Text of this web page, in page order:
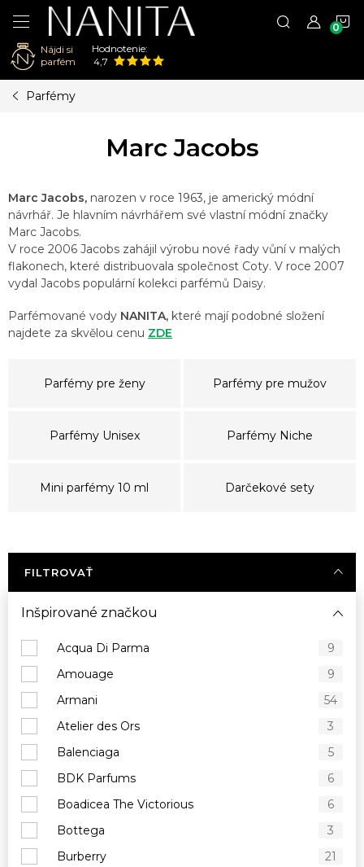
Nájdi si
parfém
Hodnotenie:
4,7
Parfémy
Marc Jacobs
Marc Jacobs, narozen v roce 1963, je americký módní
návrhář. Je hlavním návrhářem své vlastní módní značky
Marc Jacobs.
V roce 2006 Jacobs zahájil výrobu nové řady vůní v malých
flakonech, které distribuovala společnost Coty. V roce 2007
vydal Jacobs populární kolekci parfémů Daisy.
Parfémované vody NANITA, které mají podobné složení
najdete za skvělou cenu ZDE
Parfémy pre ženy Parfémy pre mužov
Parfémy Unisex Parfémy Niche
Mini parfémy 10 ml Darčekové sety
FILTROVAŤ
Inšpirované značkou
Acqua Di Parma
9
Amouage
9
Armani
54
Atelier des Ors
3
Balenciaga
5
BDK Parfums
6
Boadicea The Victorious
6
Bottega
3
Burberry
21